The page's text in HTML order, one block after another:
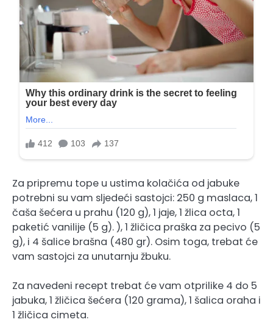
Za pripremu tope u ustima kolačića od jabuke
potrebni su vam sljedeći sastojci: 250 g maslaca, 1
čaša šećera u prahu (120 g), 1 jaje, 1 žlica octa, 1
paketić vanilije (5 g). ), 1 žličica praška za pecivo (5
g), i 4 šalice brašna (480 gr). Osim toga, trebat će
vam sastojci za unutarnju žbuku.
Za navedeni recept trebat će vam otprilike 4 do 5
jabuka, 1 žličica šećera (120 grama), 1 šalica oraha i
1 žličica cimeta.